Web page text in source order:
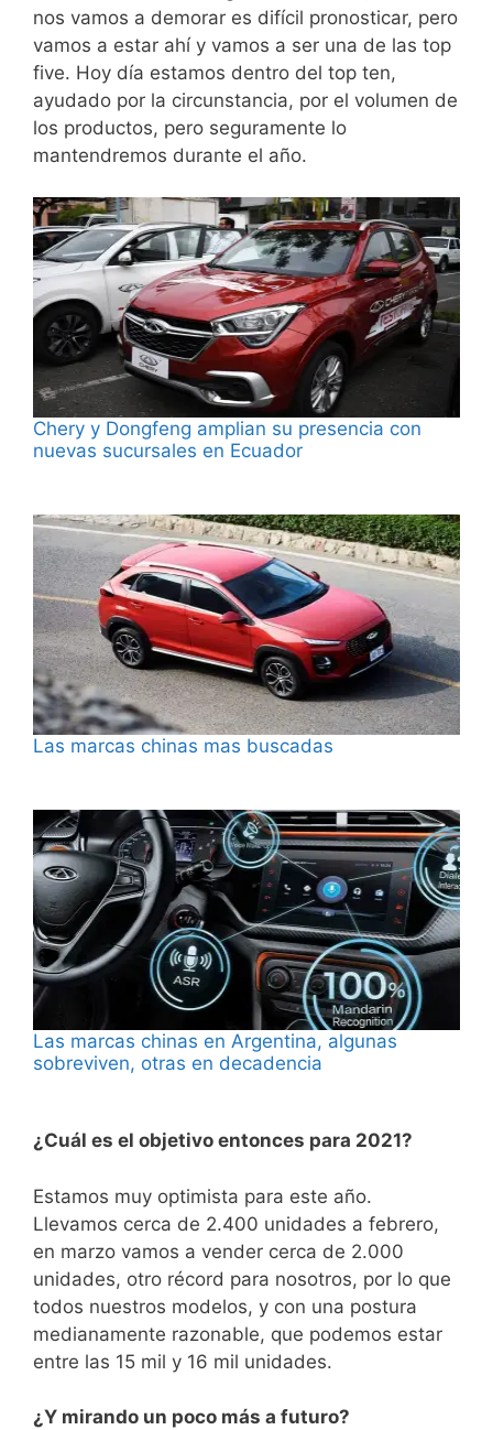
nos vamos a demorar es difícil pronosticar, pero
vamos a estar ahí y vamos a ser una de las top
five. Hoy día estamos dentro del top ten,
ayudado por la circunstancia, por el volumen de
los productos, pero seguramente lo
mantendremos durante el año.
Chery y Dongfeng amplian su presencia con
nuevas sucursales en Ecuador
Las marcas chinas mas buscadas
Las marcas chinas en Argentina, algunas
sobreviven, otras en decadencia
¿Cuál es el objetivo entonces para 2021?
Estamos muy optimista para este año.
Llevamos cerca de 2.400 unidades a febrero,
en marzo vamos a vender cerca de 2.000
unidades, otro récord para nosotros, por lo que
todos nuestros modelos, y con una postura
medianamente razonable, que podemos estar
entre las 15 mil y 16 mil unidades.
¿Y mirando un poco más a futuro?